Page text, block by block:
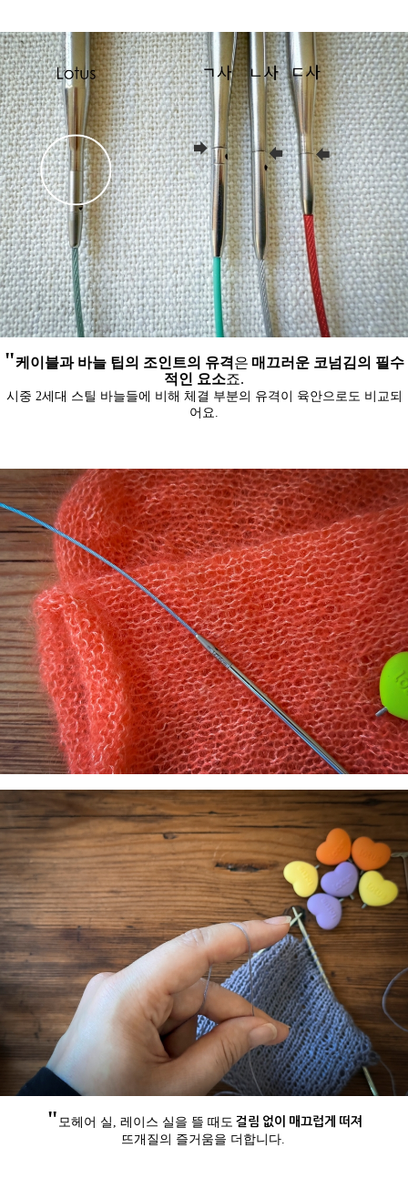
"케이블과 바늘 팁의 조인트의 유격은 매끄러운 코넘김의 필수
적인 요소죠.
시중 2세대 스틸 바늘들에 비해 체결 부분의 유격이 육안으로도 비교되
어요.
" 모헤어 실, 레이스 실을 뜰 때도 걸림 없이 매끄럽게 떠져
뜨개질의 즐거움을 더합니다.